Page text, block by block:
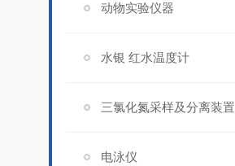
动物实验仪器
水银 红水温度计
三氯化氮采样及分离装置
电泳仪